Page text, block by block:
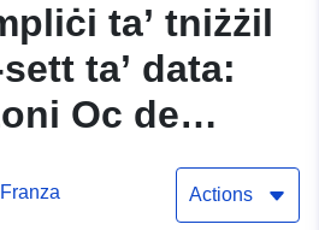
ta’ tniżżil
ta’ data:
Oc de
mal-
et
Actions